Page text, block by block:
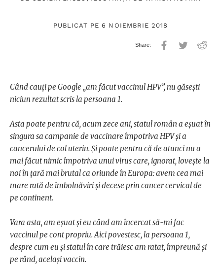
PUBLICAT PE 6 NOIEMBRIE 2018
Când cauți pe Google „am făcut vaccinul HPV”, nu găsești
niciun rezultat scris la persoana 1.
Asta poate pentru că, acum zece ani, statul român a eșuat în
singura sa campanie de vaccinare împotriva HPV și a
cancerului de col uterin. Și poate pentru că de atunci nu a
mai făcut nimic împotriva unui virus care, ignorat, lovește la
noi în țară mai brutal ca oriunde în Europa: avem cea mai
mare rată de îmbolnăviri și decese prin cancer cervical de
pe continent.
Vara asta, am eșuat și eu când am încercat să-mi fac
vaccinul pe cont propriu. Aici povestesc, la persoana 1,
despre cum eu și statul în care trăiesc am ratat, împreună și
pe rând, același vaccin.